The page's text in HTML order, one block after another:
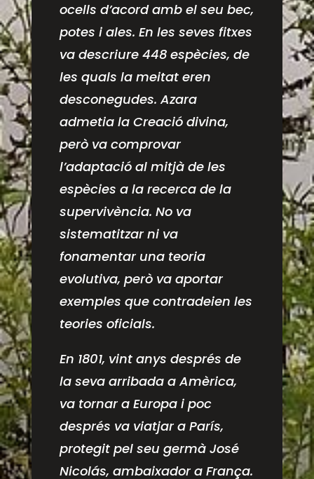
ocells d’acord amb el seu bec,
potes i ales. En les seves fitxes
va descriure 448 espècies, de
les quals la meitat eren
desconegudes. Azara
admetia la Creació divina,
però va comprovar
l’adaptació al mitjà de les
espècies a la recerca de la
supervivència. No va
sistematitzar ni va
fonamentar una teoria
evolutiva, però va aportar
exemples que contradeien les
teories oficials.
En 1801, vint anys després de
la seva arribada a Amèrica,
va tornar a Europa i poc
després va viatjar a París,
protegit pel seu germà José
Nicolás, ambaixador a França.